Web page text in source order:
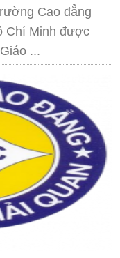
Cao đẳng
Chí Minh được
...